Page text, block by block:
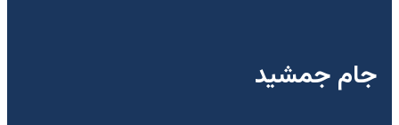
جام جمشید